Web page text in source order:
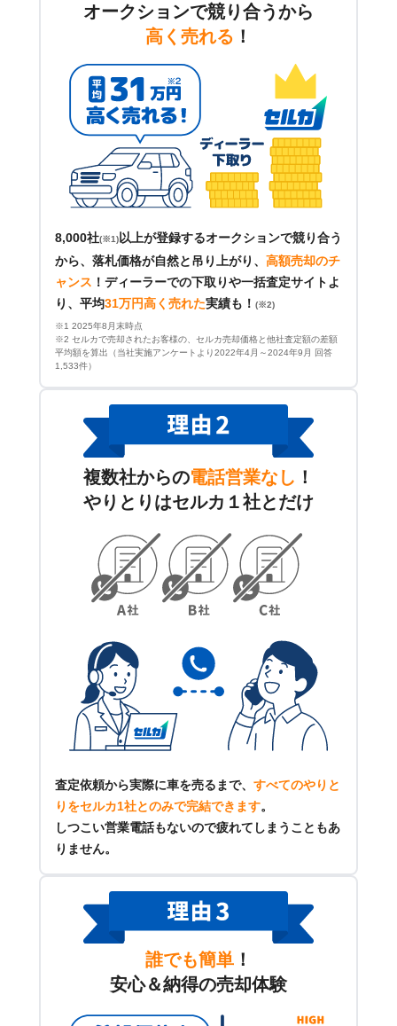
オークションで競り合うから
高く売れる ！
8,000社(※1) 以上が登録するオークションで競り合う
から、落札価格が自然と吊り上がり、 高額売却のチ
ャンス ！ ディーラーでの下取りや一括査定サイトよ
り、平均31万円高く売れた実績も！ (※2)
※1 2025年8月末時点
※2 セルカで売却されたお客様の、セルカ売却価格と他社査定額の差額
平均額を算出（当社実施アンケートより2022年4月～2024年9月 回答
1,533件）
複数社からの電話営業なし ！
やりとりはセルカ１社とだけ
査定依頼から実際に車を売るまで、 すべてのやりと
りをセルカ1社とのみで完結できます。
しつこい営業電話もないので疲れてしまうこともあ
りません。
誰でも簡単 ！
安心＆納得の売却体験